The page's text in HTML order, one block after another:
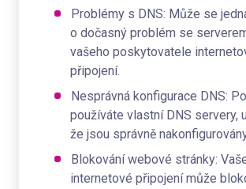
Problémy s DNS: Může se
o dočasný problém se
vašeho poskytovatele
připojení.
Nesprávná konfigurace DNS:
používáte vlastní DNS servery,
že jsou správně
Blokování webové stránky:
internetové připojení může